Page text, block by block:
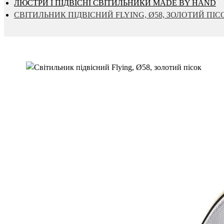
ЛЮСТРИ І ПІДВІСНІ СВІТИЛЬНИКИ MADE BY HAND
СВІТИЛЬНИК ПІДВІСНИЙ FLYING, Ø58, ЗОЛОТИЙ